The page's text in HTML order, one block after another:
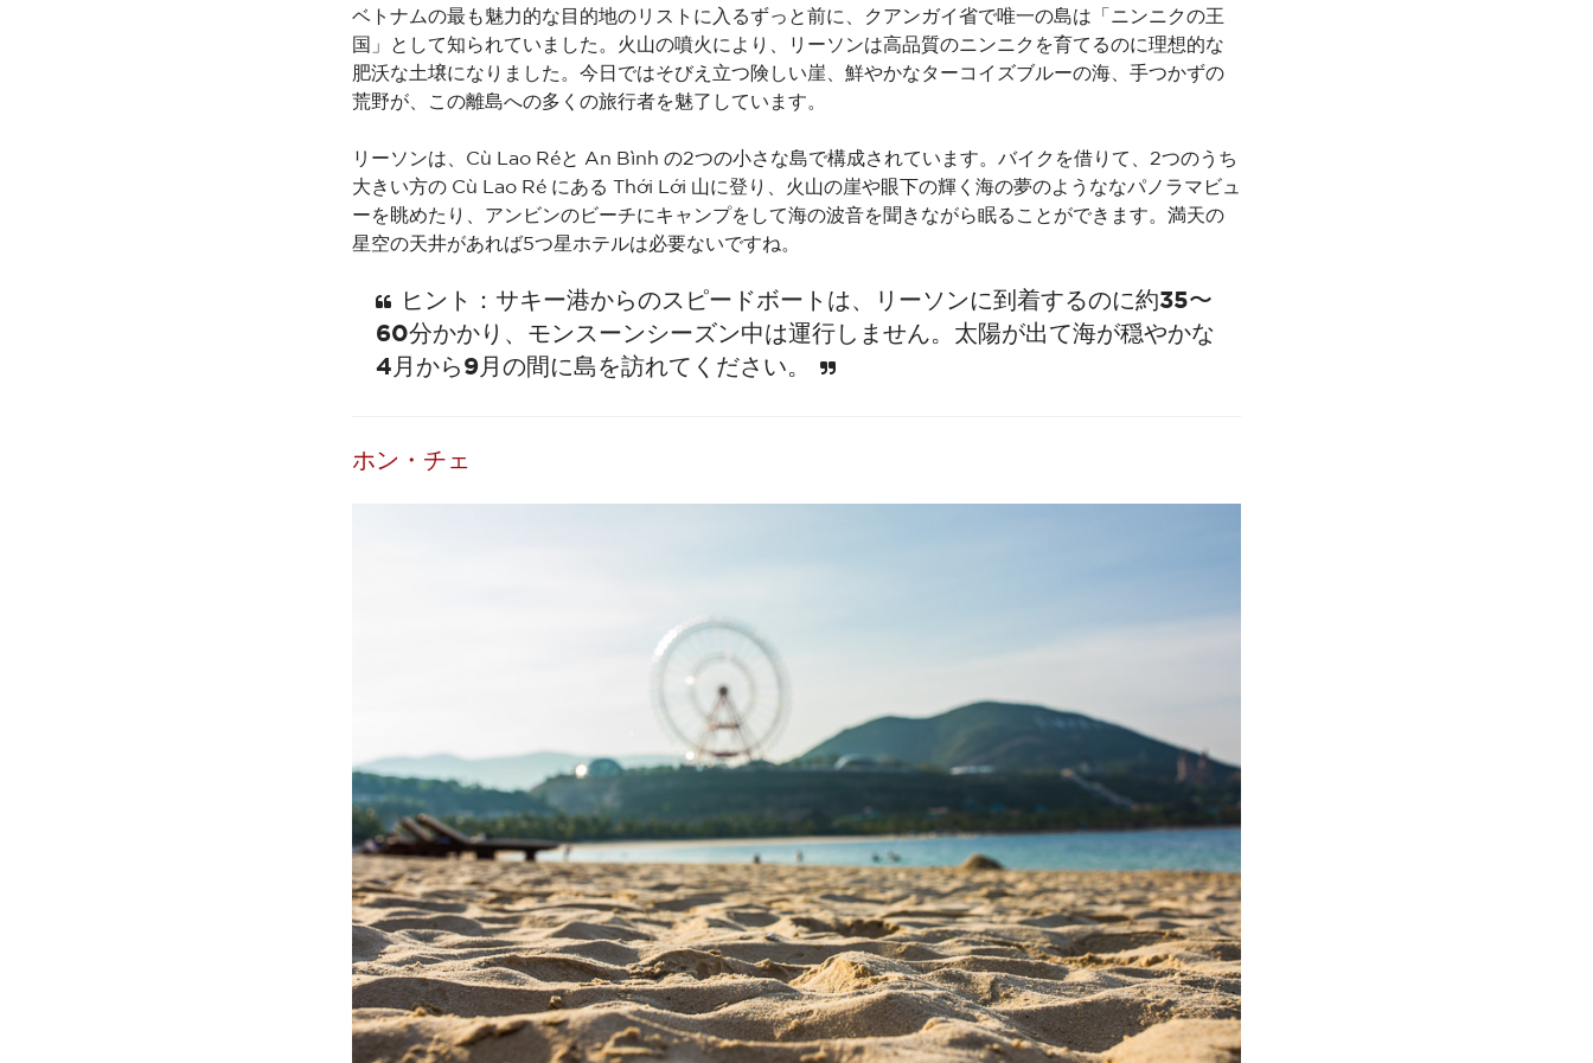
ベトナムの最も魅力的な目的地のリストに入るずっと前に、クアンガイ省で唯一の島は「ニンニクの王
国」として知られていました。火山の噴火により、リーソンは高品質のニンニクを育てるのに理想的な
肥沃な土壌になりました。今日ではそびえ立つ険しい崖、鮮やかなターコイズブルーの海、手つかずの
荒野が、この離島への多くの旅行者を魅了しています。
リーソンは、Cù Lao Réと An Bình の2つの小さな島で構成されています。バイクを借りて、2つのうち
大きい方の Cù Lao Ré にある Thới Lới 山に登り、火山の崖や眼下の輝く海の夢のようななパノラマビュ
ーを眺めたり、アンビンのビーチにキャンプをして海の波音を聞きながら眠ることができます。満天の
星空の天井があれば5つ星ホテルは必要ないですね。
ヒント：サキー港からのスピードボートは、リーソンに到着するのに約35〜
60分かかり、モンスーンシーズン中は運行しません。太陽が出て海が穏やかな
4月から9月の間に島を訪れてください。
ホン・チェ